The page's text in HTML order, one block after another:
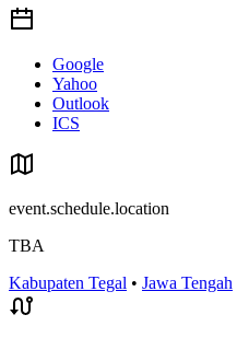
Google
Yahoo
Outlook
ICS
event.schedule.location
TBA
Kabupaten Tegal • Jawa Tengah